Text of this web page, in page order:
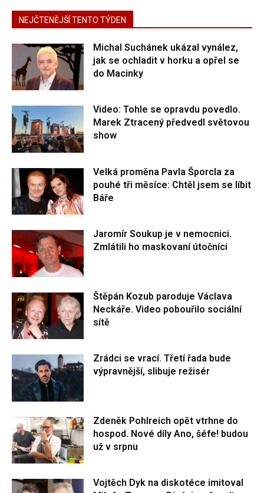
NEJČTENĚJŠÍ TENTO TÝDEN
Michal Suchánek ukázal vynález,
jak se ochladit v horku a opřel se
do Macinky
Video: Tohle se opravdu povedlo.
Marek Ztracený předvedl světovou
show
Velká proměna Pavla Šporcla za
pouhé tři měsíce: Chtěl jsem se líbit
Báře
Jaromír Soukup je v nemocnici.
Zmlátili ho maskovaní útočníci
Štěpán Kozub paroduje Václava
Neckáře. Video pobouřilo sociální
sítě
Zrádci se vrací. Třetí řada bude
výpravnější, slibuje režisér
Zdeněk Pohlreich opět vtrhne do
hospod. Nové díly Ano, šéfe! budou
už v srpnu
Vojtěch Dyk na diskotéce imitoval